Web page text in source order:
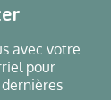
avec votre
pour